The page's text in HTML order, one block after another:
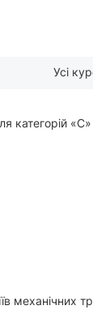
Усі
категорій
механічних